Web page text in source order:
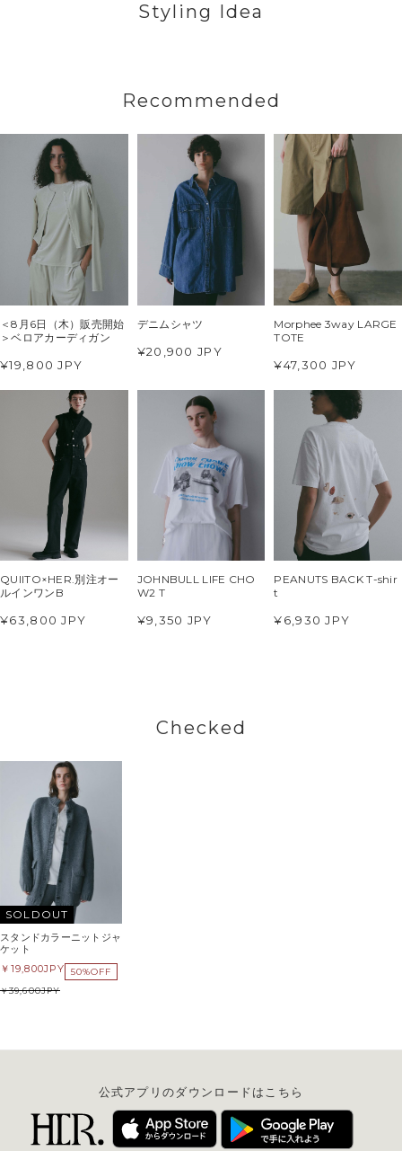
Styling Idea
Recommended
＜8月6日（木）販売開始
＞ベロアカーディガン
¥19,800 JPY
デニムシャツ
¥20,900 JPY
Morphee 3way LARGE
TOTE
¥47,300 JPY
QUIITO×HER.別注オー
ルインワンB
¥63,800 JPY
JOHNBULL LIFE CHO
W2 T
¥9,350 JPY
PEANUTS BACK T-shir
t
¥6,930 JPY
Checked
SOLDOUT
スタンドカラーニットジャ
ケット
19,800JPY 50%OFF
39,600JPY
公式アプリのダウンロードはこちら